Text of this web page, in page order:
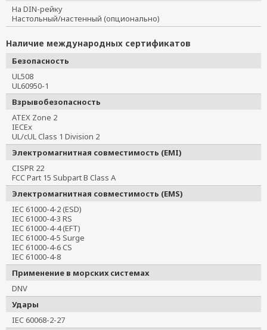
На DIN-рейку
Настольный/настенный (опционально)
Наличие международных сертификатов
Безопасность
UL508
UL60950-1
Взрывобезопасность
ATEX Zone 2
IECEx
UL/cUL Class 1 Division 2
Электромагнитная совместимость (EMI)
CISPR 22
FCC Part 15 Subpart B Class A
Электромагнитная совместимость (EMS)
IEC 61000-4-2 (ESD)
IEC 61000-4-3 RS
IEC 61000-4-4 (EFT)
IEC 61000-4-5 Surge
IEC 61000-4-6 CS
IEC 61000-4-8
Применение в морских системах
DNV
Удары
IEC 60068-2-27